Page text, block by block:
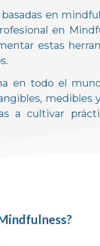
en
en
estas
en todo el
medibles
a cultivar